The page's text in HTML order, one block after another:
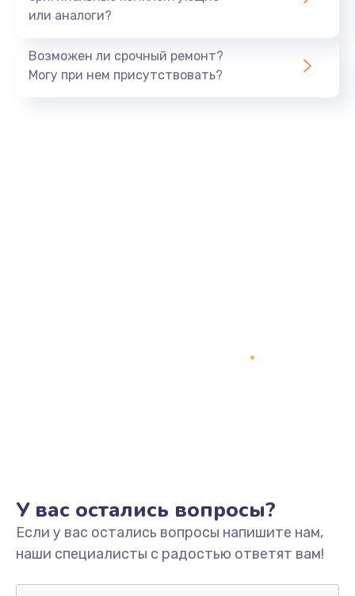
Тюнинг динамиков
Модернизация
2100 руб.
или аналоги?
Возможен ли срочный ремонт?
Могу при нем присутствовать?
У вас остались вопросы?
Если у вас остались вопросы напишите нам,
наши специалисты с радостью ответят вам!